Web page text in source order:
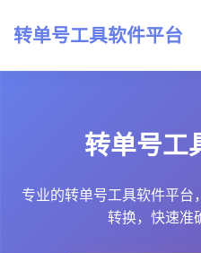
转单号工具软件平台
常
最
转单号工
专业的转单号工具软件平
转换，快速准